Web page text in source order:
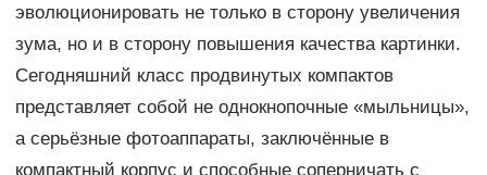
эволюционировать не только в сторону увеличения
зума, но и в сторону повышения качества картинки.
Сегодняшний класс продвинутых компактов
представляет собой не однокнопочные «мыльницы»,
а серьёзные фотоаппараты, заключённые в
компактный корпус и способные соперничать с